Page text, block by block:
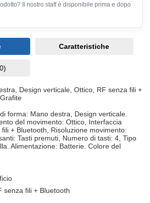
Il nostro staff è disponibile prima e dopo
Caratteristiche
Design verticale, Ottico, RF senza fili +
forma: Mano destra, Design verticale.
del movimento: Ottico, Interfaccia
+ Bluetooth, Risoluzione movimento:
Tasti premuti, Numero di tasti: 4, Tipo
Alimentazione: Batterie. Colore del
senza fili + Bluetooth